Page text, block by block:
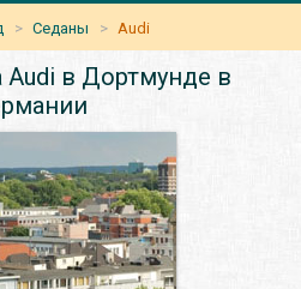
Седаны Audi
Audi в Дортмунде в